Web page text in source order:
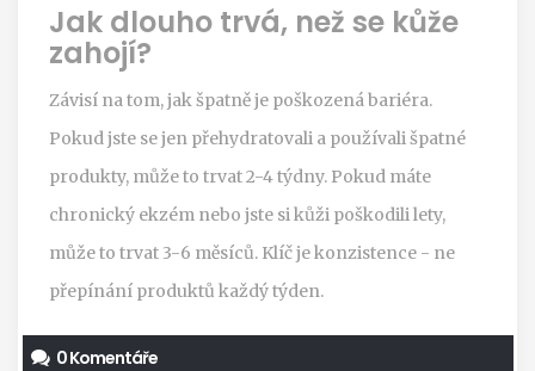
Jak dlouho trvá, než se kůže
zahojí?
Závisí na tom, jak špatně je poškozená bariéra.
Pokud jste se jen přehydratovali a používali špatné
produkty, může to trvat 2-4 týdny. Pokud máte
chronický ekzém nebo jste si kůži poškodili lety,
může to trvat 3-6 měsíců. Klíč je konzistence - ne
přepínání produktů každý týden.
0 Komentáře